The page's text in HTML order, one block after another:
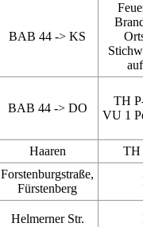
BAB 44 -> KS
BAB 44 -> DO
TH
VU 1
Haaren TH
Forstenburgstraße,
Fürstenberg
Helmerner Str.